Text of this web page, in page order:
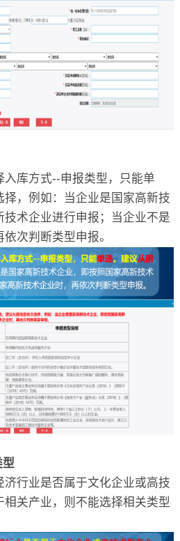
库方式--申报类型，只能单
，例如：当企业是国家高新技
术企业进行申报；当企业不是
次判断类型申报。
济行业是否属于文化企业或高技
关产业，则不能选择相关类型